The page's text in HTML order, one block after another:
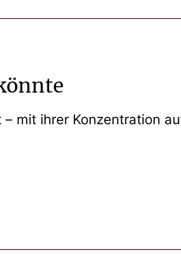
mit ihrer Konzentration